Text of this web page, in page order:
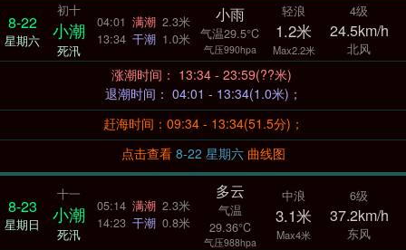
8-22
星期六
初十
小潮
死汛
04:01 满潮 2.3米
13:34 干潮 1.0米
小雨
气温29.5°C
气压990hpa
轻浪
1.2米
Max2.2米
4级
24.5km/h
北风
涨潮时间： 13:34 - 23:59(??米)
退潮时间： 04:01 - 13:34(1.0米)；
赶海时间：09:34 - 13:34(51.5分)；
点击查看
8-22 星期六 曲线图
8-23
星期日
十一
小潮
死汛
05:14 满潮 2.3米
14:23 干潮 0.8米
多云
气温
29.36°C
气压988hpa
中浪
3.1米
Max4米
6级
37.2km/h
东风